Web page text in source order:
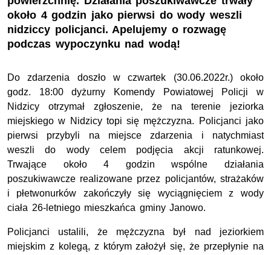
około 4 godzin jako pierwsi do wody weszli
nidziccy policjanci. Apelujemy o rozwagę
podczas wypoczynku nad wodą!
Do zdarzenia doszło w czwartek (30.06.2022r.) około
godz. 18:00 dyżurny Komendy Powiatowej Policji w
Nidzicy otrzymał zgłoszenie, że na terenie jeziorka
miejskiego w Nidzicy topi się mężczyzna. Policjanci jako
pierwsi przybyli na miejsce zdarzenia i natychmiast
weszli do wody celem podjęcia akcji ratunkowej.
Trwające około 4 godzin wspólne działania
poszukiwawcze realizowane przez policjantów, strażaków
i płetwonurków zakończyły się wyciągnięciem z wody
ciała 26-letniego mieszkańca gminy Janowo.
Policjanci ustalili, że mężczyzna był nad jeziorkiem
miejskim z kolegą, z którym założył się, że przepłynie na